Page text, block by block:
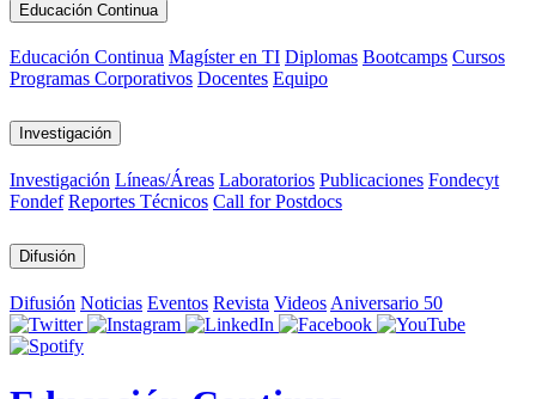
Educación Continua
Educación Continua Magíster en TI Diplomas Bootcamps Cursos
Programas Corporativos Docentes Equipo
Investigación
Investigación Líneas/Áreas Laboratorios Publicaciones Fondecyt
Fondef Reportes Técnicos Call for Postdocs
Difusión
Difusión Noticias Eventos Revista Videos Aniversario 50